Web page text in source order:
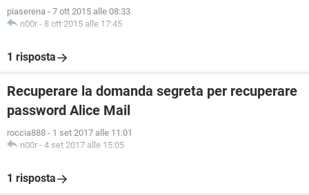
piaserena - 7 ott 2015 alle 08:33
n00r - 8 ott 2015 alle 17:45
1 risposta
Recuperare la domanda segreta per recuperare
password Alice Mail
roccia888 - 1 set 2017 alle 11:01
n00r - 4 set 2017 alle 15:05
1 risposta